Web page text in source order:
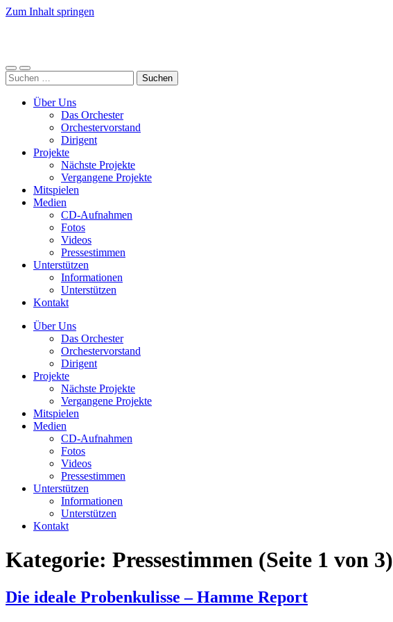
Zum Inhalt springen
Mobile-
Menü
Suchfeld
ein-/ausblenden
Suchen
nach:
Über Uns
Das Orchester
Orchestervorstand
Dirigent
Projekte
Nächste Projekte
Vergangene Projekte
Mitspielen
Medien
CD-Aufnahmen
Fotos
Videos
Pressestimmen
Unterstützen
Informationen
Unterstützen
Kontakt
Über Uns
Das Orchester
Orchestervorstand
Dirigent
Projekte
Nächste Projekte
Vergangene Projekte
Mitspielen
Medien
CD-Aufnahmen
Fotos
Videos
Pressestimmen
Unterstützen
Informationen
Unterstützen
Kontakt
Kategorie: Pressestimmen (Seite 1 von 3)
Die ideale Probenkulisse – Hamme Report